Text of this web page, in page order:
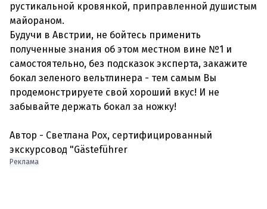
рустикальной кровянкой, приправленной душистым
майораном.
Будучи в Австрии, не бойтесь применить
полученные знания об этом местном вине №1 и
самостоятельно, без подсказок эксперта, закажите
бокал зеленого вельтлинера - тем самым Вы
продемонстрируете свой хороший вкус! И не
забывайте держать бокал за ножку!
Автор - Светлана Рох, сертифицированный
экскурсовод "Gästeführer
Реклама